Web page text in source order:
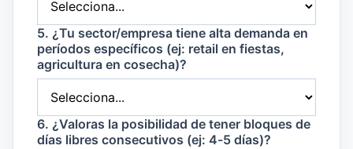
5. ¿Tu sector/empresa tiene alta demanda en
períodos específicos (ej: retail en fiestas,
agricultura en cosecha)?
6. ¿Valoras la posibilidad de tener bloques de
días libres consecutivos (ej: 4-5 días)?